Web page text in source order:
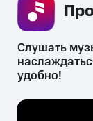
психотропных
их незаконный
Мы
Слушать
удобно!